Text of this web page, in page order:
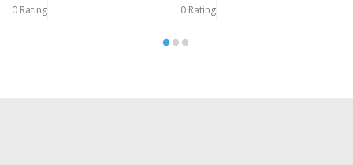
0 Rating 0 Rating